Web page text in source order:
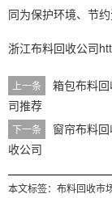
同为保护环境、节约
浙江布料回收公司
上一条
箱包布料
司推荐
下一条
窗帘布料
收公司
本文标签： 布料回收市